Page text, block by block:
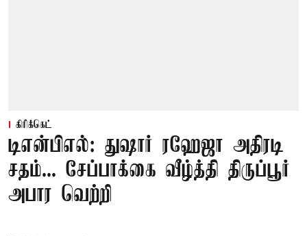
கிரிக்கெட்
டிஎன்பிஎல்: துஷார் ரஹேஜா அதிரடி
சதம்... சேப்பாக்கை வீழ்த்தி திருப்பூர்
அபார வெற்றி